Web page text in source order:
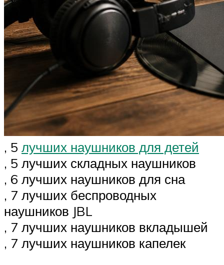
, 5 лучших наушников для детей
, 5 лучших складных наушников
, 6 лучших наушников для сна
, 7 лучших беспроводных
наушников JBL
, 7 лучших наушников вкладышей
, 7 лучших наушников капелек